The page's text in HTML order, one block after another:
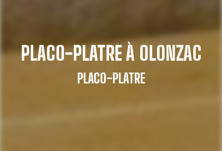
PLACO-PLATRE À OLONZAC
PLACO-PLATRE